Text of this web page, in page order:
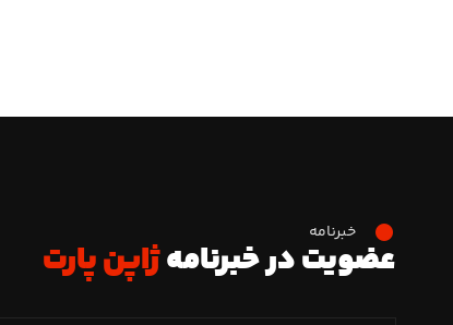
خبرنامه
عضویت در خبرنامهژاپن پارت